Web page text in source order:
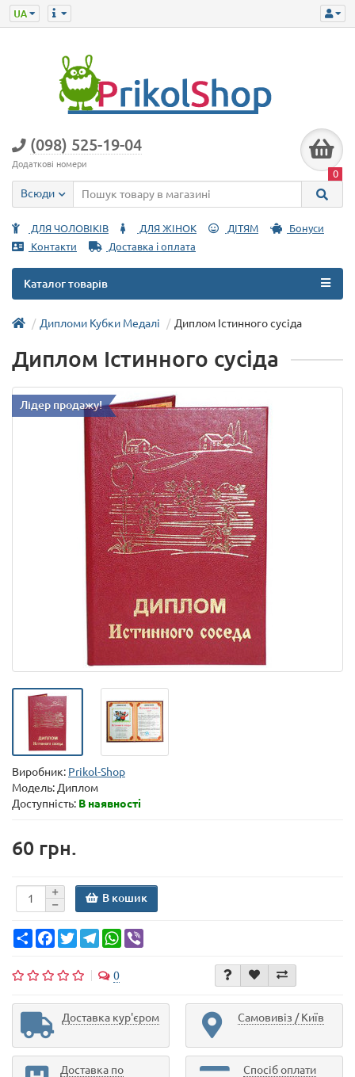
(098) 525-19-04
Додаткові номери
0
Всюди
ДЛЯ ЧОЛОВІКІВ ДЛЯ ЖІНОК ДІТЯМ
Бонуси
Контакти
Доставка і оплата
Каталог товарів
Дипломи Кубки Медалі Диплом Істинного сусіда
Диплом Істинного сусіда
Лідер продажу!
Виробник: Prikol-Shop
Модель: Диплом
Доступність: В наявності
60 грн.
В кошик
Share FacebookTwitterTelegramWhatsApp
0
Доставка кур'єром Самовивіз / Київ
Доставка по
Спосіб оплати